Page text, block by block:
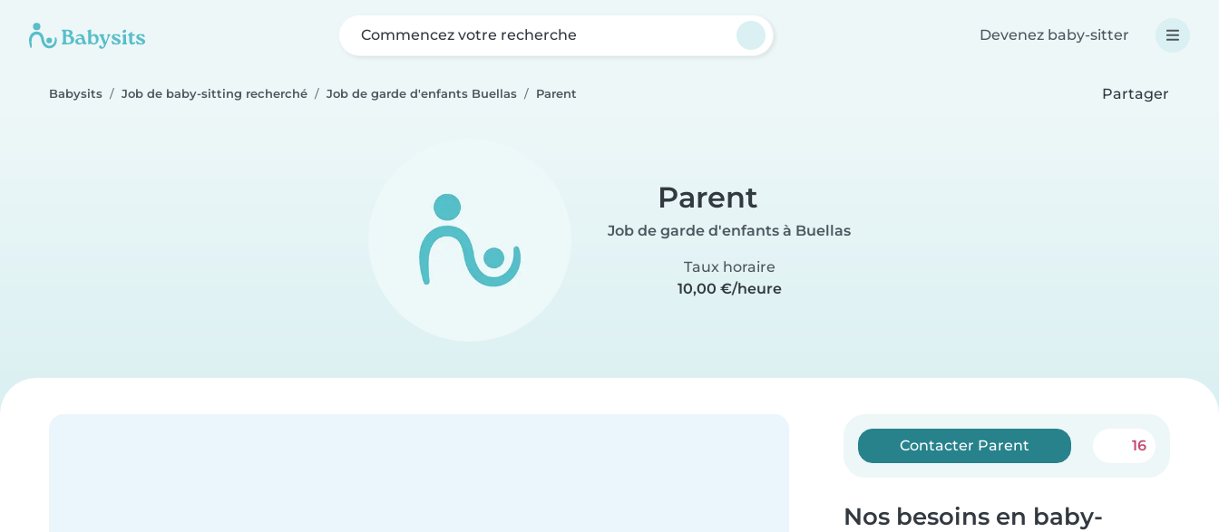
Commencez votre recherche Devenez baby-sitter
Babysits Job de baby-sitting recherché Job de garde d'enfants Buellas Parent Partager
Parent
Job de garde d'enfants à Buellas
Taux horaire
10,00 €/heure
Contacter Parent 16
Nos besoins en baby-